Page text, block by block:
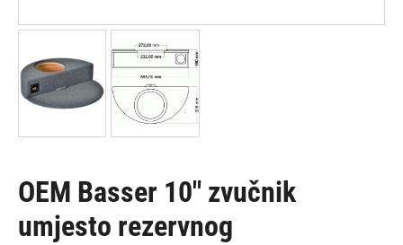
OEM Basser 10" zvučnik
umjesto rezervnog